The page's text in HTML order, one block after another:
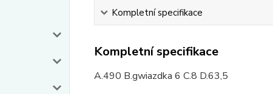
Kompletní specifikace
Kompletní specifikace
A.490 B.gwiazdka 6 C.8 D.63,5